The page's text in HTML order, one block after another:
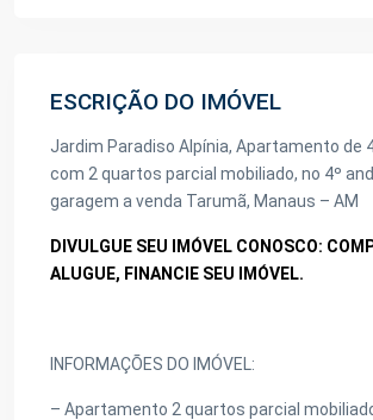
ESCRIÇÃO DO IMÓVEL
Jardim Paradiso Alpínia, Apartamento de
com 2 quartos parcial mobiliado, no 4º
garagem a venda Tarumã, Manaus – AM
DIVULGUE SEU IMÓVEL CONOSCO:
ALUGUE, FINANCIE SEU IMÓVEL.
INFORMAÇÕES DO IMÓVEL:
– Apartamento 2 quartos parcial